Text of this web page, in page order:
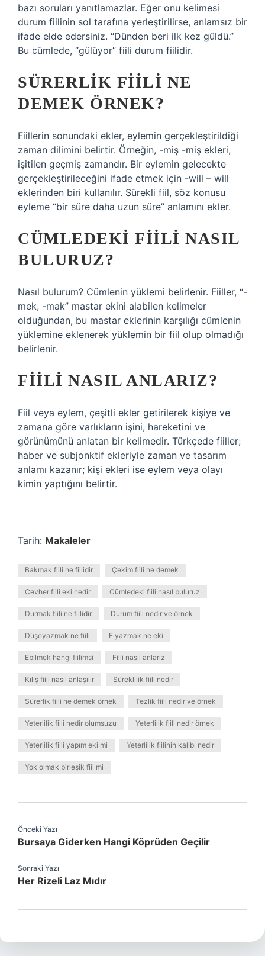
bazı soruları yanıtlamazlar. Eğer onu kelimesi
durum fiilinin sol tarafına yerleştirilirse, anlamsız bir
ifade elde edersiniz. “Dünden beri ilk kez güldü.”
Bu cümlede, “gülüyor” fiili durum fiilidir.
SÜRERLIK FIILI NE
DEMEK ÖRNEK?
Fiillerin sonundaki ekler, eylemin gerçekleştirildiği
zaman dilimini belirtir. Örneğin, -miş -miş ekleri,
işitilen geçmiş zamandır. Bir eylemin gelecekte
gerçekleştirileceğini ifade etmek için -will – will
eklerinden biri kullanılır. Sürekli fiil, söz konusu
eyleme “bir süre daha uzun süre” anlamını ekler.
CÜMLEDEKI FIILI NASIL
BULURUZ?
Nasıl bulurum? Cümlenin yüklemi belirlenir. Fiiller, “-
mek, -mak” mastar ekini alabilen kelimeler
olduğundan, bu mastar eklerinin karşılığı cümlenin
yüklemine eklenerek yüklemin bir fiil olup olmadığı
belirlenir.
FIILI NASIL ANLARIZ?
Fiil veya eylem, çeşitli ekler getirilerek kişiye ve
zamana göre varlıkların işini, hareketini ve
görünümünü anlatan bir kelimedir. Türkçede fiiller;
haber ve subjonktif ekleriyle zaman ve tasarım
anlamı kazanır; kişi ekleri ise eylem veya olayı
kimin yaptığını belirtir.
Tarih: Makaleler
Bakmak fiili ne fiilidir Çekim fiili ne demek
Cevher fiili eki nedir Cümledeki fiili nasıl buluruz
Durmak fiili ne fiilidir Durum fiili nedir ve örnek
Düşeyazmak ne fiili E yazmak ne eki
Ebilmek hangi fiilimsi Fiili nasıl anlarız
Kılış fiili nasıl anlaşılır Süreklilik fiili nedir
Sürerlik fiili ne demek örnek Tezlik fiili nedir ve örnek
Yeterlilik fiili nedir olumsuzu Yeterlilik fiili nedir örnek
Yeterlilik fiili yapım eki mi Yeterlilik fiilinin kalıbı nedir
Yok olmak birleşik fiil mi
Önceki Yazı
Bursaya Giderken Hangi Köprüden Geçilir
Sonraki Yazı
Her Rizeli Laz Mıdır